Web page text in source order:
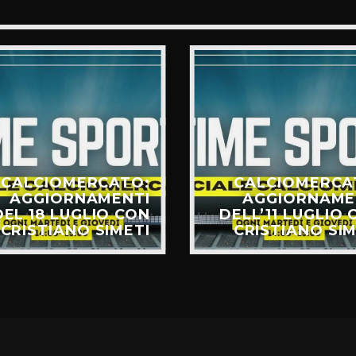
CALCIOMERCATO:
AGGIORNAMENTI
18 LUGLIO CON
CRISTIANO SIMETI
DELL’11 LUGLIO
CRISTIANO